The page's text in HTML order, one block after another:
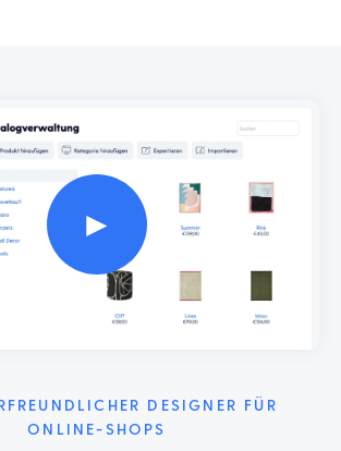
►
DESIGNER FÜR
ONLINE-SHOPS